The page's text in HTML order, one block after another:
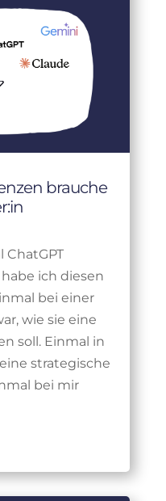
brauche
ChatGPT
ich diesen
bei einer
wie sie eine
soll. Einmal in
strategische
bei mir